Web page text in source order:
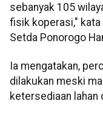
sebanyak 105
fisik koperasi,"
Setda Ponorogo
Ia mengatakan,
dilakukan meski
ketersediaan lahan